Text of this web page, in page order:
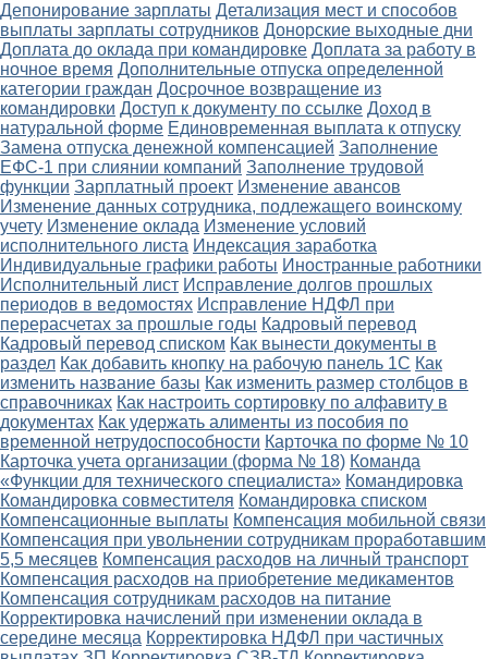
Депонирование зарплаты Детализация мест и способов
выплаты зарплаты сотрудников Донорские выходные дни
Доплата до оклада при командировке Доплата за работу в
ночное время Дополнительные отпуска определенной
категории граждан Досрочное возвращение из
командировки Доступ к документу по ссылке Доход в
натуральной форме Единовременная выплата к отпуску
Замена отпуска денежной компенсацией Заполнение
ЕФС-1 при слиянии компаний Заполнение трудовой
функции Зарплатный проект Изменение авансов
Изменение данных сотрудника, подлежащего воинскому
учету Изменение оклада Изменение условий
исполнительного листа Индексация заработка
Индивидуальные графики работы Иностранные работники
Исполнительный лист Исправление долгов прошлых
периодов в ведомостях Исправление НДФЛ при
перерасчетах за прошлые годы Кадровый перевод
Кадровый перевод списком Как вынести документы в
раздел Как добавить кнопку на рабочую панель 1С Как
изменить название базы Как изменить размер столбцов в
справочниках Как настроить сортировку по алфавиту в
документах Как удержать алименты из пособия по
временной нетрудоспособности Карточка по форме № 10
Карточка учета организации (форма № 18) Команда
«Функции для технического специалиста» Командировка
Командировка совместителя Командировка списком
Компенсационные выплаты Компенсация мобильной связи
Компенсация при увольнении сотрудникам проработавшим
5,5 месяцев Компенсация расходов на личный транспорт
Компенсация расходов на приобретение медикаментов
Компенсация сотрудникам расходов на питание
Корректировка начислений при изменении оклада в
середине месяца Корректировка НДФЛ при частичных